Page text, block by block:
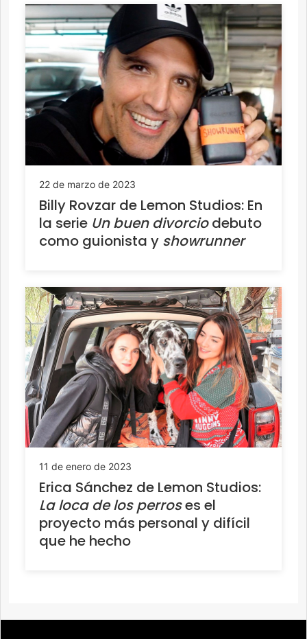
22 de marzo de 2023
Billy Rovzar de Lemon Studios: En
la serie Un buen divorciodebuto
como guionista y showrunner
11 de enero de 2023
Erica Sánchez de Lemon Studios:
La loca de los perroses el
proyecto más personal y difícil
que he hecho